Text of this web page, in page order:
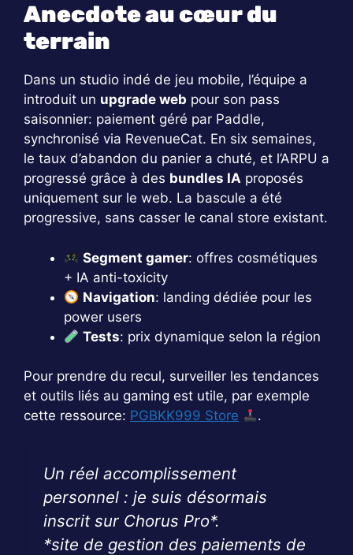
Anecdote au cœur du
terrain
Dans un studio indé de jeu mobile, l’équipe a
introduit un upgrade web pour son pass
saisonnier: paiement géré par Paddle,
synchronisé via RevenueCat. En six semaines,
le taux d’abandon du panier a chuté, et l’ARPU a
progressé grâce à des bundles IA proposés
uniquement sur le web. La bascule a été
progressive, sans casser le canal store existant.
Segment gamer: offres cosmétiques
+ IA anti-toxicity
Navigation: landing dédiée pour les
power users
Tests: prix dynamique selon la région
Pour prendre du recul, surveiller les tendances
et outils liés au gaming est utile, par exemple
cette ressource: PGBKK999 Store .
Un réel accomplissement
personnel : je suis désormais
inscrit sur Chorus Pro*.
*site de gestion des paiements de